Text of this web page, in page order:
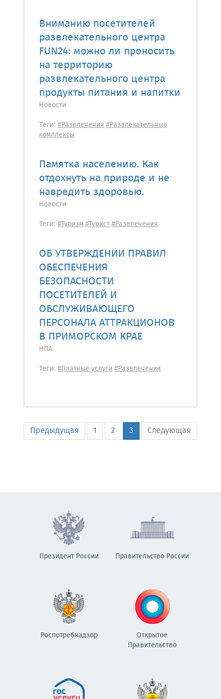
Вниманию посетителей
развлекательного центра
FUN24: можно ли проносить
на территорию
развлекательного центра
продукты питания и напитки
Новости
Теги: #Развлечения#Развлекательные
комплексы
Памятка населению. Как
отдохнуть на природе и не
навредить здоровью.
Новости
Теги: #Туризм#Турист#Развлечения
ОБ УТВЕРЖДЕНИИ ПРАВИЛ
ОБЕСПЕЧЕНИЯ
БЕЗОПАСНОСТИ
ПОСЕТИТЕЛЕЙ И
ОБСЛУЖИВАЮЩЕГО
ПЕРСОНАЛА АТТРАКЦИОНОВ
В ПРИМОРСКОМ КРАЕ
НПА
Теги: #Платные услуги#Развлечения
Предыдущая 1 2 3 Следующая
Президент России Правительство России
Роспотребнадзор
Открытое
Правительство